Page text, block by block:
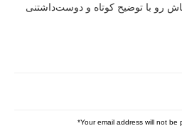
رو با توضیح کوتاه و دوست‌داشتنی
Your email address will not be
*